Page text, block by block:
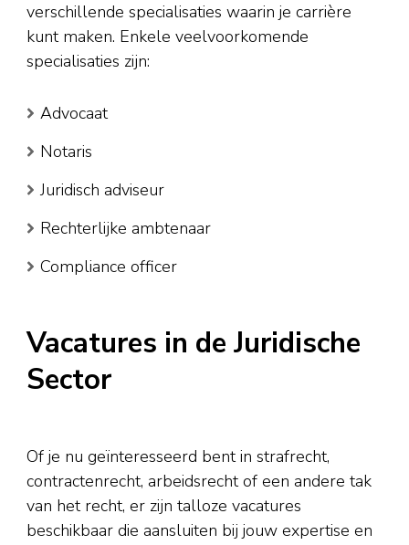
verschillende specialisaties waarin je carrière
kunt maken. Enkele veelvoorkomende
specialisaties zijn:
Advocaat
Notaris
Juridisch adviseur
Rechterlijke ambtenaar
Compliance officer
Vacatures in de Juridische
Sector
Of je nu geïnteresseerd bent in strafrecht,
contractenrecht, arbeidsrecht of een andere tak
van het recht, er zijn talloze vacatures
beschikbaar die aansluiten bij jouw expertise en